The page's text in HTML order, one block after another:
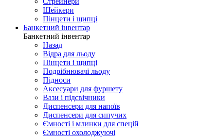
Шейкери
Пінцети і щипці
Банкетний інвентар
Банкетний інвентар
Назад
Відра для льоду
Пінцети і щипці
Подрібнювачі льоду
Підноси
Аксесуари для фуршету
Вази і підсвічники
Диспенсери для напоїв
Диспенсери для сипучих
Ємності і млинки для спецій
Ємності охолоджуючі